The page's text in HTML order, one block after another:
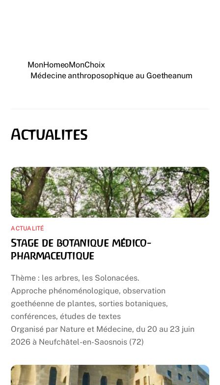
MonHomeoMonChoix
Médecine anthroposophique au Goetheanum
ACTUALITÉ
Stage de botanique médico-
pharmaceutique
Thème : les arbres, les Solonacées.
Approche phénoménologique, observation
goethéenne de plantes, sorties botaniques,
conférences, études de textes
Organisé par Nature et Médecine, du 20 au 23 juin
2026 à Neufchâtel-en-Saosnois (72)